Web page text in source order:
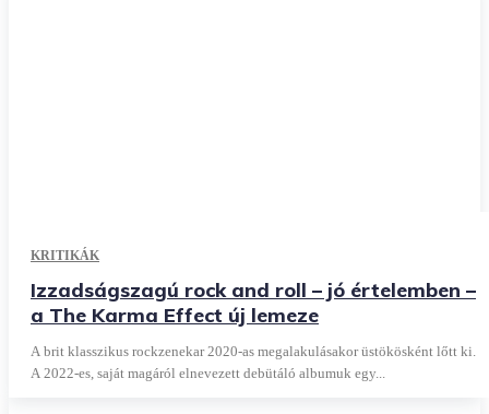
KRITIKÁK
Izzadságszagú rock and roll – jó értelemben –
a The Karma Effect új lemeze
A brit klasszikus rockzenekar 2020-as megalakulásakor üstökösként lőtt ki.
A 2022-es, saját magáról elnevezett debütáló albumuk egy...